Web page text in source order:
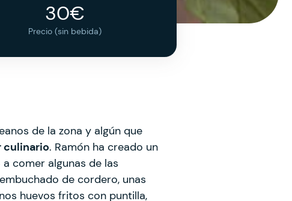
30€
Precio (sin bebida)
de la zona y algún que
culinario. Ramón ha creado un
comer algunas de las
de cordero, unas
huevos fritos con puntilla,